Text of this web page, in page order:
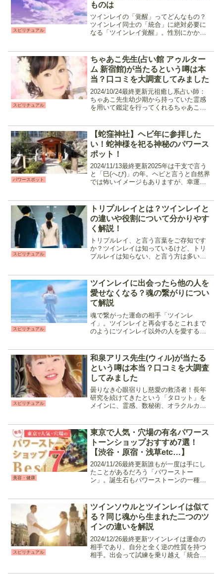
スピリチュアル
ものは
ツインレイの「覚醒」ってどんなもの？
ツインレイ同士の「統合」に絶対必要に
なる「ツインレイ覚醒」。性別にかかわ
ンレイとしての最終地点に到達します。
「覚醒」したツインレイの...
スピリチュアル
ちゃあこ先生(占い館 アゥルター
ム 新宿館)が当たるという噂は本
当？口コミを大調査してみました
2024/10/24最終更新元祖癒し系占い師：
ちゃあこ先生幼少期から持っていた霊感
を用いて鑑定を行ってくれるちゃあこ先
占い師です。霊感・霊感タロットをメイ
ンに、占いを初...
パワースポット
【蛇窪神社】ヘビ年に参拝した
い！蛇神様を祀る神秘のパワース
ポット！
2024/11/13最終更新2025年は干支で言う
と「巳(へび)」の年。ヘビと言うと自然界
では怖いイメージもありますが、幸運を
たパワースポット、ヘビ神様を祀る蛇窪
神社を...
スピリチュアル
トリプルレイとは？ツインレイと
の違いや役割について分かりやす
く解説！
トリプルレイ、と言う言葉をご存知です
か？ツインレイは知っているけど、トリ
プルレイは知らない、と言う方は多いか
すが、極たまに、本当の低確率で三つに
分かれることがあります。...
スピリチュアル
ツインレイに出会ったら他の人を
愛せなくなる？魂の繋がりについ
て解説
魂で繋がった運命の相手「ツインレ
イ」。ツインレイと再会するとこれまで
のようにツインレイ以外の人を愛するこ
と結ばれてしまう可能性について解説し
ます。ツインレイかも？って思...
スピリチュアル
和泉アリス先生(ウィル)が当たる
という噂は本当？口コミを大調査
してみました
曇りなき心眼宿りし慈愛の救済者！長年
研究を続けてきたという「タロット」を
メインに、霊感、数秘術、オラクルカー
鑑定、電話占いウィルの電話鑑定両方で
相談することが出来、柔らか...
美容・健康
東京で人気・穴場の有名パワース
トーンショップおすすめ7選！
【渋谷・原宿・浅草etc…】
2024/11/26最終更新誰もが一度は手にし
たことがあるだろう「パワーストー
ン」。誕生石もパワーストーンの一種で
は、東京都内で人気のパワーストーンシ
ョップを厳選してご...
スピリチュアル
ツインソウルとツインレイは似て
る？同じ魂から生まれた二つのツ
インの違いを解説
2024/12/26最終更新ツインレイは運命の
相手であり、自分と全く逆の性質を持つ
相手。出会って試練を乗り越え「統合」